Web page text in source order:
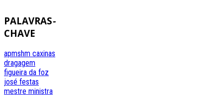
PALAVRAS-
CHAVE
apmshm caxinas
dragagem
figueira da foz
josé festas
mestre ministra